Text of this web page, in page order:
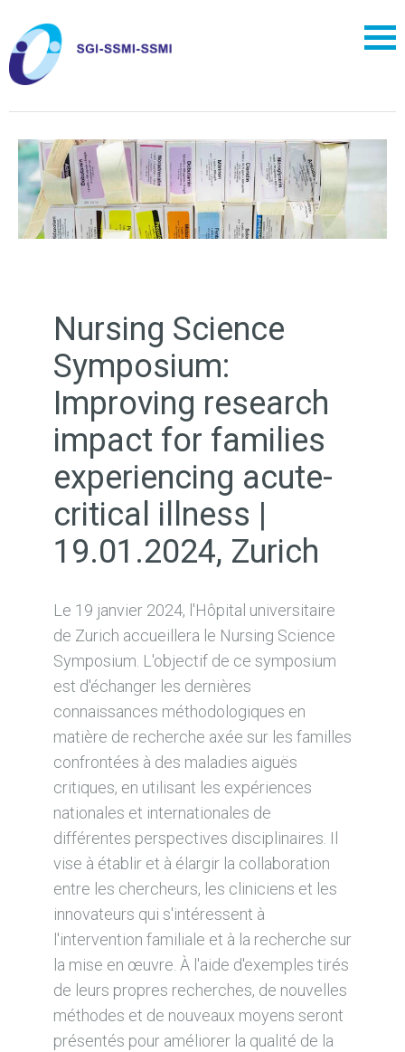
Nursing Science
Symposium:
Improving research
impact for families
experiencing acute-
critical illness |
19.01.2024, Zurich
Le 19 janvier 2024, l'Hôpital universitaire
de Zurich accueillera le Nursing Science
Symposium. L'objectif de ce symposium
est d'échanger les dernières
connaissances méthodologiques en
matière de recherche axée sur les familles
confrontées à des maladies aiguës
critiques, en utilisant les expériences
nationales et internationales de
différentes perspectives disciplinaires. Il
vise à établir et à élargir la collaboration
entre les chercheurs, les cliniciens et les
innovateurs qui s'intéressent à
l'intervention familiale et à la recherche sur
la mise en œuvre. À l'aide d'exemples tirés
de leurs propres recherches, de nouvelles
méthodes et de nouveaux moyens seront
présentés pour améliorer la qualité de la